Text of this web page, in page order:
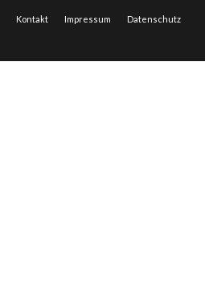
Kontakt Impressum Datenschutz